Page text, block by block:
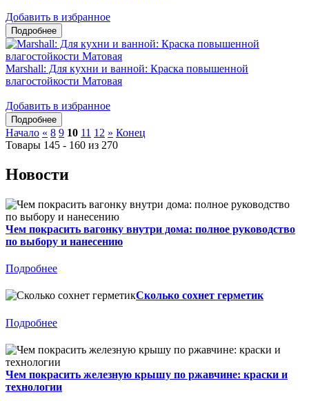
Добавить в избранное
Marshall: Для кухни и ванной: Краска повышенной
влагостойкости Матовая
Добавить в избранное
Начало « 8 9 10 11 12 » Конец
Товары 145 - 160 из 270
Новости
Чем покрасить вагонку внутри дома: полное руководство
по выбору и нанесению
Подробнее
Сколько сохнет герметик
Подробнее
Чем покрасить железную крышу по ржавчине: краски и
технологии